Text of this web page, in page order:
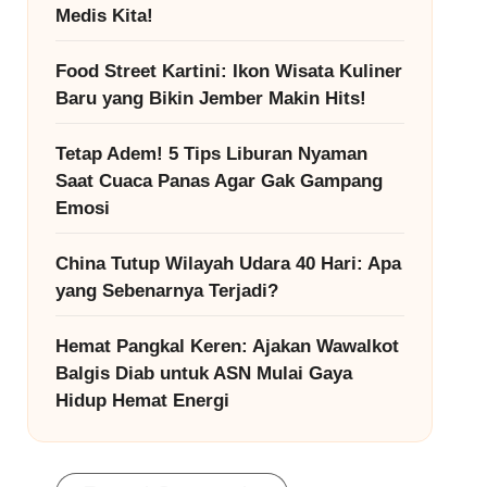
Medis Kita!
Food Street Kartini: Ikon Wisata Kuliner
Baru yang Bikin Jember Makin Hits!
Tetap Adem! 5 Tips Liburan Nyaman
Saat Cuaca Panas Agar Gak Gampang
Emosi
China Tutup Wilayah Udara 40 Hari: Apa
yang Sebenarnya Terjadi?
Hemat Pangkal Keren: Ajakan Wawalkot
Balgis Diab untuk ASN Mulai Gaya
Hidup Hemat Energi